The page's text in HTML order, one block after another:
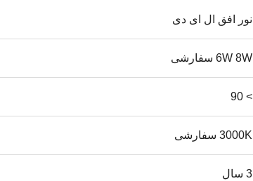
نور افق ال ای دی
6W 8W سفارشی
> 90
3000K سفارشی
3 سال